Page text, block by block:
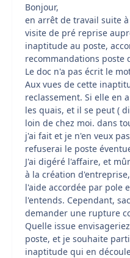
Bonjour,
en arrêt de travail suite
visite de pré reprise
inaptitude au poste,
recommandations poste
Le doc n'a pas écrit le
Aux vues de cette
reclassement. Si elle en
les quais, et il se peut (
loin de chez moi. dans
j'ai fait et je n'en veux
refuserai le poste
J'ai digéré l'affaire, et
à la création
l'aide accordée par pole
l'entends. Cependant,
demander une rupture
Quelle issue
poste, et je souhaite
inaptitude qui en